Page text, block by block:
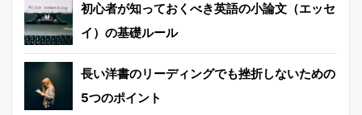
初心者が知っておくべき英語の小論文（エッセ
イ）の基礎ルール
長い洋書のリーディングでも挫折しないための
5つのポイント